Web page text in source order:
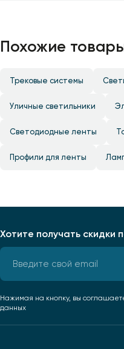
Похожие
Трековые системы
Уличные светильники
Светодиодные ленты
Профили для ленты
Хотите получать скидки
Нажимая на кнопку, вы
данных